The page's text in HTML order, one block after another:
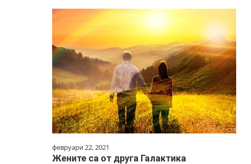
февруари 22, 2021
Жените са от друга Галактика